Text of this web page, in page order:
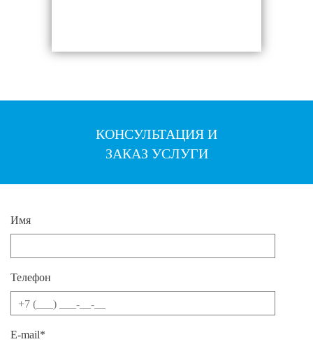
КОНСУЛЬТАЦИЯ И
ЗАКАЗ УСЛУГИ
Имя
Телефон
E-mail*